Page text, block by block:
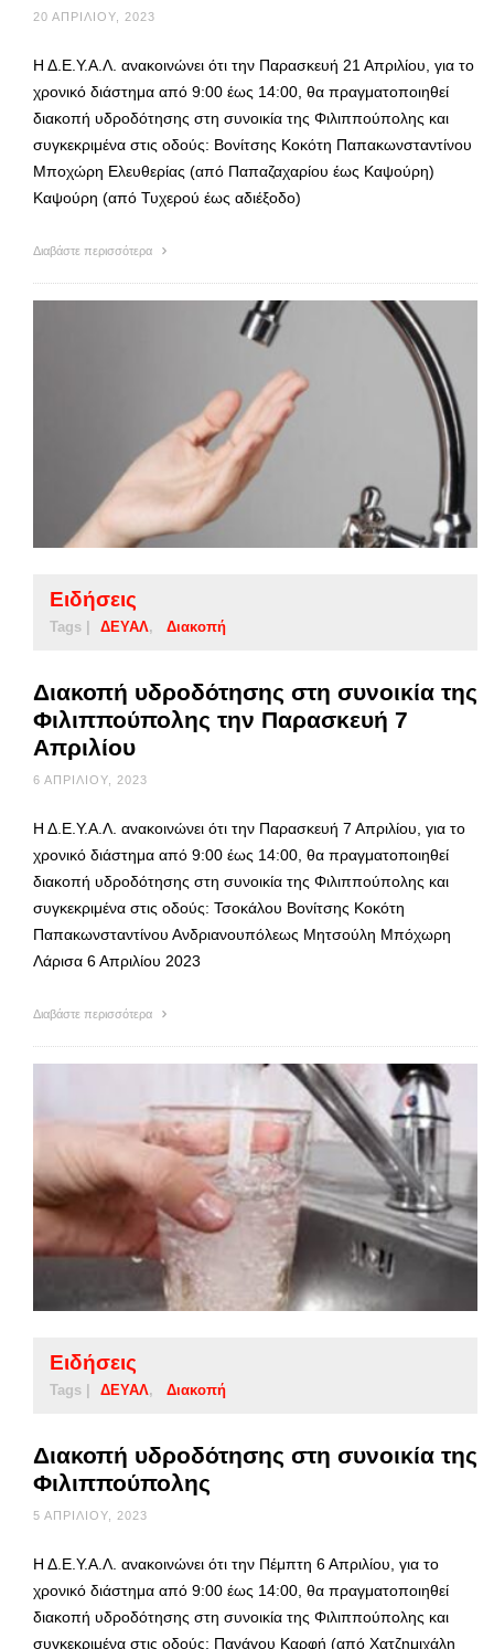
20 ΑΠΡΙΛΊΟΥ, 2023
Η Δ.Ε.Υ.Α.Λ. ανακοινώνει ότι την Παρασκευή 21 Απριλίου, για το
χρονικό διάστημα από 9:00 έως 14:00, θα πραγματοποιηθεί
διακοπή υδροδότησης στη συνοικία της Φιλιππούπολης και
συγκεκριμένα στις οδούς: Βονίτσης Κοκότη Παπακωνσταντίνου
Μποχώρη Ελευθερίας (από Παπαζαχαρίου έως Καψούρη)
Καψούρη (από Τυχερού έως αδιέξοδο)
Διαβάστε περισσότερα
Ειδήσεις
Tags | ΔΕΥΑΛ Διακοπή
Διακοπή υδροδότησης στη συνοικία της
Φιλιππούπολης την Παρασκευή 7
Απριλίου
6 ΑΠΡΙΛΊΟΥ, 2023
Η Δ.Ε.Υ.Α.Λ. ανακοινώνει ότι την Παρασκευή 7 Απριλίου, για το
χρονικό διάστημα από 9:00 έως 14:00, θα πραγματοποιηθεί
διακοπή υδροδότησης στη συνοικία της Φιλιππούπολης και
συγκεκριμένα στις οδούς: Τσοκάλου Βονίτσης Κοκότη
Παπακωνσταντίνου Ανδριανουπόλεως Μητσούλη Μπόχωρη
Λάρισα 6 Απριλίου 2023
Διαβάστε περισσότερα
Ειδήσεις
Tags | ΔΕΥΑΛ Διακοπή
Διακοπή υδροδότησης στη συνοικία της
Φιλιππούπολης
5 ΑΠΡΙΛΊΟΥ, 2023
Η Δ.Ε.Υ.Α.Λ. ανακοινώνει ότι την Πέμπτη 6 Απριλίου, για το
χρονικό διάστημα από 9:00 έως 14:00, θα πραγματοποιηθεί
διακοπή υδροδότησης στη συνοικία της Φιλιππούπολης και
συγκεκριμένα στις οδούς: Πανάγου Καρφή (από Χατζημιχάλη